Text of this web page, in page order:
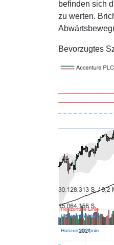
befinden sich
zu werten.
Bevorzugtes